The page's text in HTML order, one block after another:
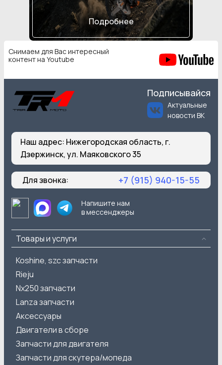
Подробнее
Снимаем для Вас интересный
контент на Youtube
Подписывайся
Актуальные
новости ВК
Наш адрес: Нижегородская область, г.
Дзержинск, ул. Маяковского 35
Для звонка: +7 (915) 940-15-55
Напишите нам
в мессенджеры
Товары и услуги
Koshine, szc запчасти
Rieju
Nx250 запчасти
Lanza запчасти
Аксессуары
Двигатели в сборе
Запчасти для двигателя
Запчасти для скутера/мопеда